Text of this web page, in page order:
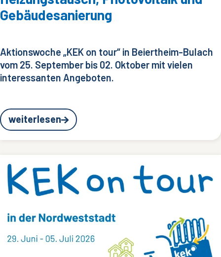
Gebäudesanierung
Aktionswoche „KEK on tour“ in Beiertheim-Bulach
vom 25. September bis 02. Oktober mit vielen
interessanten Angeboten.
weiterlesen